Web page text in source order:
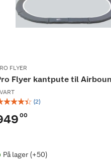
FLYER
Flyer kantpute til
☆☆☆☆ (2)
00
På lager (+50)